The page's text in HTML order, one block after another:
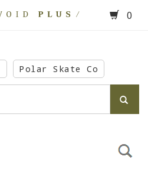
0
Polar Skate Co